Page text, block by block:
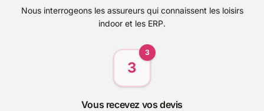
Nous interrogeons les assureurs qui connaissent les loisirs
indoor et les ERP.
3
3
Vous recevez vos devis